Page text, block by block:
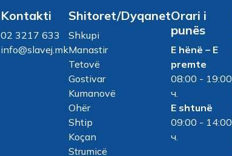
Kontakti
02 3217 633
info@slavej.mk
Shitoret/Dyqanet
Shkupi
Manastir
Tetovë
Gostivar
Kumanovë
Ohër
Shtip
Koçan
Strumicë
Orari i
punës
E hënë – E
premte
08:00 - 19:00
ч.
E shtunë
09:00 - 14:00
ч.